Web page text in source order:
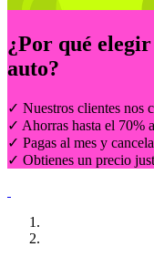
¿Por qué elegir
auto?
✓ Nuestros clientes nos
✓ Ahorras hasta el 70%
✓ Pagas al mes y
✓ Obtienes un precio